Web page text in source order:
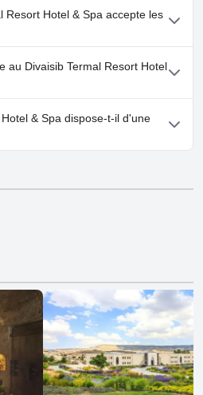
Termal Resort Hotel & Spa.
Resort Hotel & Spa accepte les
& Spa n'accepte pas les chiens.
au Divaisib Termal Resort Hotel
à Divaisib Termal Resort Hotel &
& Spa dispose-t-il d'une